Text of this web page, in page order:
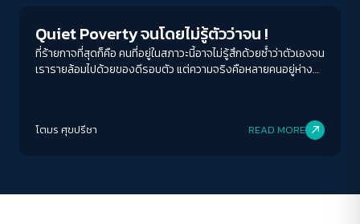
Quiet Poverty จนโดยไม่รู้ตัวว่าจน !
ที่ร้ายกาจที่สุดก็คือ คนที่อยู่ในสภาวะนี้อาจไม่รู้สึกด้วยซ้ำว่าตัวเองจน
เรารายล้อมไปด้วยของดีรอบตัว แต่ความจริงคือหลายคนอยู่ห่าง
โตมร ศุขปรีชา READ MORE
ระยะห่างข้อความ
ปกติ มาก มากที่สุด
Deutan Tritan